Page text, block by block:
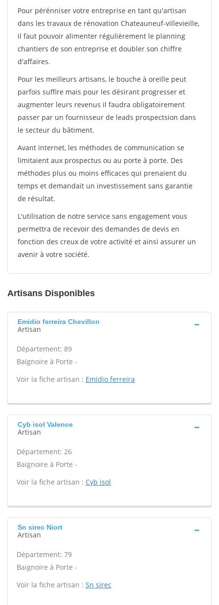
Pour pérénniser votre entreprise en tant qu'artisan
dans les travaux de rénovation Chateauneuf-villevieille,
il faut pouvoir alimenter régulièrement le planning
chantiers de son entreprise et doubler son chiffre
d'affaires.
Pour les meilleurs artisans, le bouche à oreille peut
parfois suffire mais pour les désirant progresser et
augmenter leurs revenus il faudra obligatoirement
passer par un fournisseur de leads prospectsion dans
le secteur du bâtiment.
Avant internet, les méthodes de communication se
limitaient aux prospectus ou au porte à porte. Des
méthodes plus ou moins efficaces qui prenaient du
temps et demandait un investissement sans garantie
de résultat.
L'utilisation de notre service sans engagement vous
permettra de recevoir des demandes de devis en
fonction des creux de votre activité et ainsi assurer un
avenir à votre société.
Artisans Disponibles
Emidio ferreira Chevillon
Artisan
Département: 89
Baignoire à Porte -
Voir la fiche artisan : Emidio ferreira
Cyb isol Valence
Artisan
Département: 26
Baignoire à Porte -
Voir la fiche artisan : Cyb isol
Sn sirec Niort
Artisan
Département: 79
Baignoire à Porte -
Voir la fiche artisan : Sn sirec